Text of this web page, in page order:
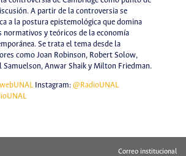
A partir de la controversia se
a la postura epistemológica que domina
normativos y teóricos de la economía
Se trata el tema desde la
como Joan Robinson, Robert Solow,
Samuelson, Anwar Shaik y Milton Friedman.
Instagram: @RadioUNAL
Correo institucional